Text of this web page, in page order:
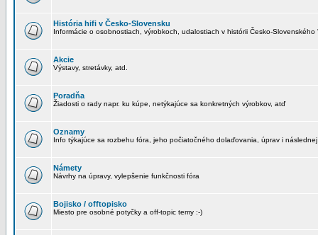
História hifi v Česko-Slovensku
Informácie o osobnostiach, výrobkoch, udalostiach v histórii Česko-Slovenského
Akcie
Výstavy, stretávky, atd.
Poradňa
Žiadosti o rady napr. ku kúpe, netýkajúce sa konkretných výrobkov, atď
Oznamy
Info týkajúce sa rozbehu fóra, jeho počiatočného dolaďovania, úprav i
Námety
Návrhy na úpravy, vylepšenie funkčnosti fóra
Bojisko / offtopisko
Miesto pre osobné potyčky a off-topic temy :-)